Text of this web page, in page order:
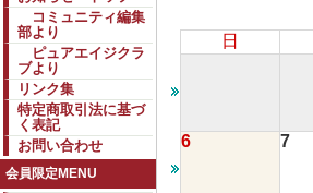
コミュニティ編集
部より
ピュアエイジクラ
ブより
リンク集
特定商取引法に基づ
く表記
お問い合わせ
会員限定MENU
日
6 7